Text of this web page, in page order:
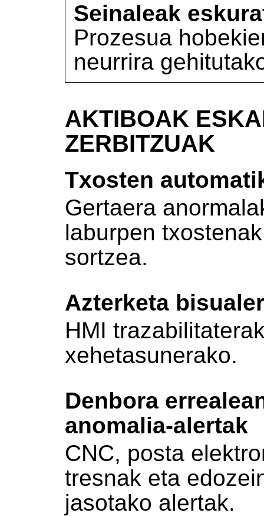
Seinaleak
Prozesua
neurrira
AKTIBOAK
ZERBITZUAK
Txosten
Gertaera
laburpen
sortzea.
Azterketa
HMI
xehetasunerako.
Denbora
anomalia-alertak
CNC, posta
tresnak eta
jasotako alertak.